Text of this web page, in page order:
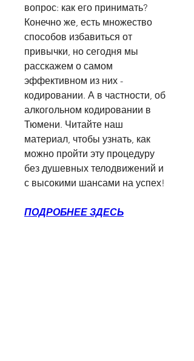
вопрос: как его принимать?
Конечно же, есть множество
способов избавиться от
привычки, но сегодня мы
расскажем о самом
эффективном из них -
кодировании. А в частности, об
алкогольном кодировании в
Тюмени. Читайте наш
материал, чтобы узнать, как
можно пройти эту процедуру
без душевных телодвижений и
с высокими шансами на успех!
ПОДРОБНЕЕ ЗДЕСЬ